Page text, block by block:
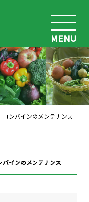
MENU
ンバインのメンテナンス
インのメンテナンス